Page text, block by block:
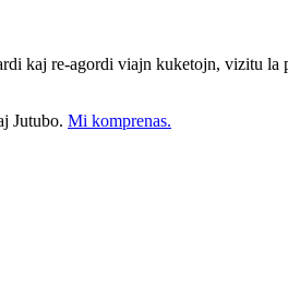
kaj re-agordi viajn kuketojn, vizitu la
Jutubo. Mi komprenas.